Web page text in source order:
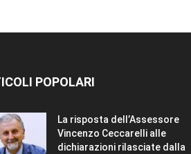
POPOLARI
La risposta dell’Assessore
Vincenzo Ceccarelli alle
dichiarazioni rilasciate dalla